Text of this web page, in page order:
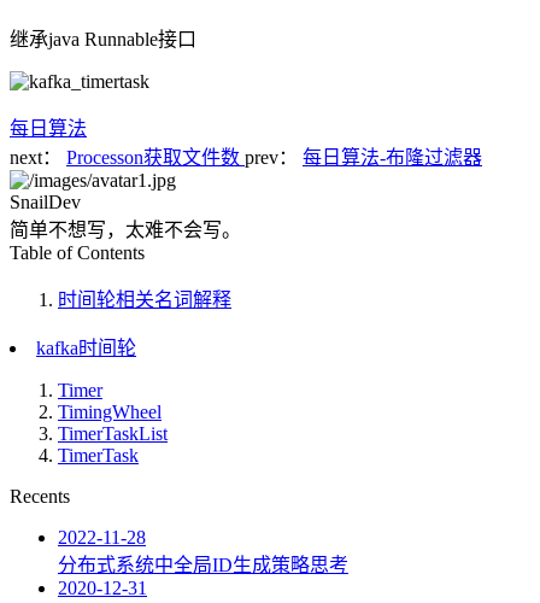
继承java Runnable接口
每日算法
next： Processon获取文件数 prev： 每日算法-布隆过滤器
SnailDev
简单不想写，太难不会写。
Table of Contents
时间轮相关名词解释
kafka时间轮
Timer
TimingWheel
TimerTaskList
TimerTask
Recents
2022-11-28
分布式系统中全局ID生成策略思考
2020-12-31